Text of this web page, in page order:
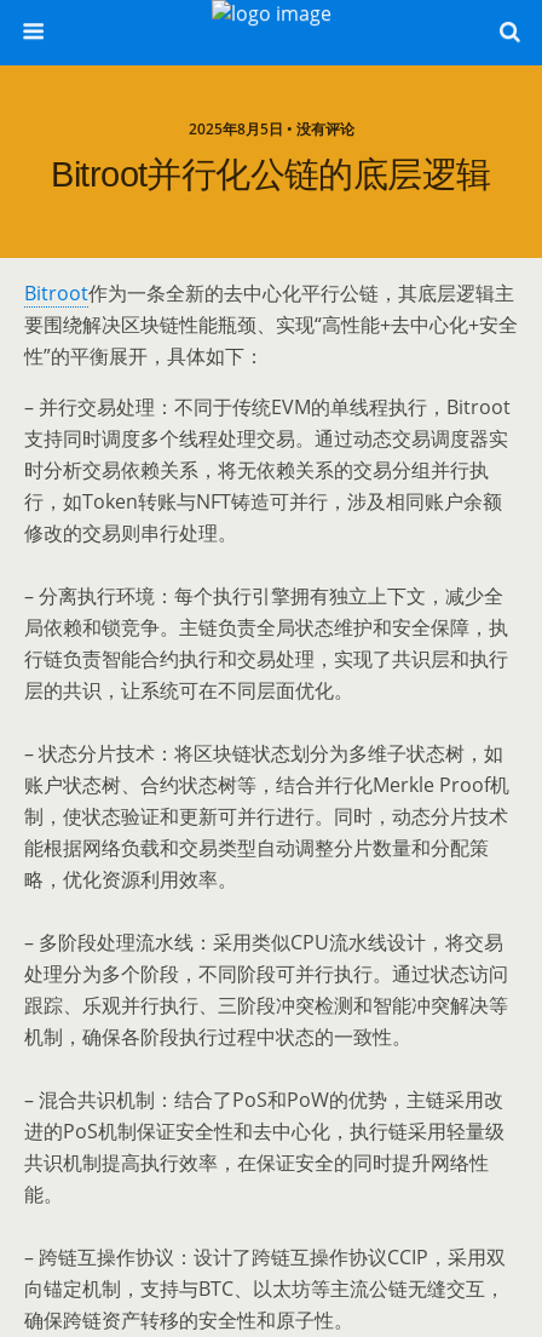
2025年8月5日 • 没有评论
Bitroot并行化公链的底层逻辑
Bitroot作为一条全新的去中心化平行公链，其底层逻辑主
要围绕解决区块链性能瓶颈、实现“高性能+去中心化+安全
性”的平衡展开，具体如下：
– 并行交易处理：不同于传统EVM的单线程执行，Bitroot
支持同时调度多个线程处理交易。通过动态交易调度器实
时分析交易依赖关系，将无依赖关系的交易分组并行执
行，如Token转账与NFT铸造可并行，涉及相同账户余额
修改的交易则串行处理。
– 分离执行环境：每个执行引擎拥有独立上下文，减少全
局依赖和锁竞争。主链负责全局状态维护和安全保障，执
行链负责智能合约执行和交易处理，实现了共识层和执行
层的共识，让系统可在不同层面优化。
– 状态分片技术：将区块链状态划分为多维子状态树，如
账户状态树、合约状态树等，结合并行化Merkle Proof机
制，使状态验证和更新可并行进行。同时，动态分片技术
能根据网络负载和交易类型自动调整分片数量和分配策
略，优化资源利用效率。
– 多阶段处理流水线：采用类似CPU流水线设计，将交易
处理分为多个阶段，不同阶段可并行执行。通过状态访问
跟踪、乐观并行执行、三阶段冲突检测和智能冲突解决等
机制，确保各阶段执行过程中状态的一致性。
– 混合共识机制：结合了PoS和PoW的优势，主链采用改
进的PoS机制保证安全性和去中心化，执行链采用轻量级
共识机制提高执行效率，在保证安全的同时提升网络性
能。
– 跨链互操作协议：设计了跨链互操作协议CCIP，采用双
向锚定机制，支持与BTC、以太坊等主流公链无缝交互，
确保跨链资产转移的安全性和原子性。